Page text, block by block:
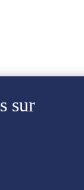
sur